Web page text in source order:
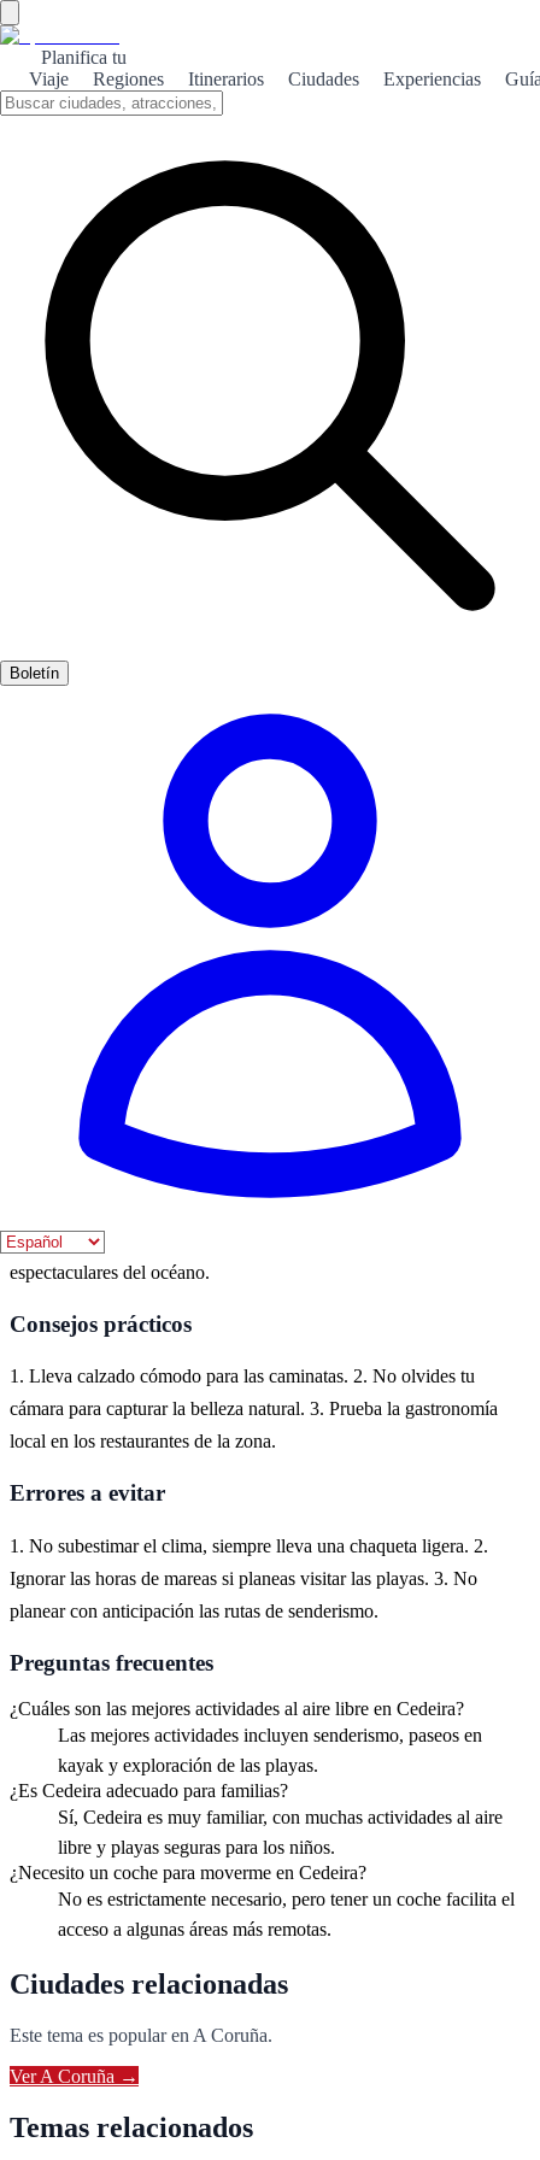
Planifica tu
Viaje
Regiones Itinerarios Ciudades Experiencias
Boletín
Cedeira, un paraíso natural en la costa gallega, ofrece paisajes
impresionantes, playas vírgenes y una rica biodiversidad que cautiva
a los amantes de la naturaleza.
Sobre el tema
Cedeira, situado en la costa norte de España, es un destino ideal para
los amantes de la naturaleza. Sus acantilados impresionantes y sus
playas de arena fina, como la Playa de Cedeira, son perfectos para
disfrutar del sol y el mar. El entorno natural de Cedeira no solo se
limita a sus costas. El Parque Natural de las Fragas do Eume,
cercano a la localidad, ofrece rutas de senderismo entre bosques
frondosos y ríos cristalinos, donde se puede observar una gran
variedad de flora y fauna. Además, Cedeira es el lugar perfecto para
montañosos hace de este rincón de Galicia un destino único e
Muy Popular3-7 días
Apto
Exterior
La mejor época para visitar Cedeira es durante los meses de verano,
cuando el clima es cálido y las actividades al aire libre están en su
apogeo. Sin embargo, la primavera también es hermosa, con flores
en plena floración y menos turistas.
Dónde vivirlo
Cedeira, en la costa de Galicia, es un lugar ideal para disfrutar de la
impresionantes y rutas de senderismo que ofrecen vistas
espectaculares del océano.
Consejos prácticos
1. Lleva calzado cómodo para las caminatas. 2. No olvides tu
cámara para capturar la belleza natural. 3. Prueba la gastronomía
local en los restaurantes de la zona.
Errores a evitar
1. No subestimar el clima, siempre lleva una chaqueta ligera. 2.
Ignorar las horas de mareas si planeas visitar las playas. 3. No
planear con anticipación las rutas de senderismo.
Preguntas frecuentes
¿Cuáles son las mejores actividades al aire libre en Cedeira?
Las mejores actividades incluyen senderismo, paseos en
kayak y exploración de las playas.
¿Es Cedeira adecuado para familias?
Sí, Cedeira es muy familiar, con muchas actividades al aire
libre y playas seguras para los niños.
¿Necesito un coche para moverme en Cedeira?
No es estrictamente necesario, pero tener un coche facilita el
acceso a algunas áreas más remotas.
Ciudades relacionadas
Este tema es popular en A Coruña.
VerA Coruña →
Temas relacionados